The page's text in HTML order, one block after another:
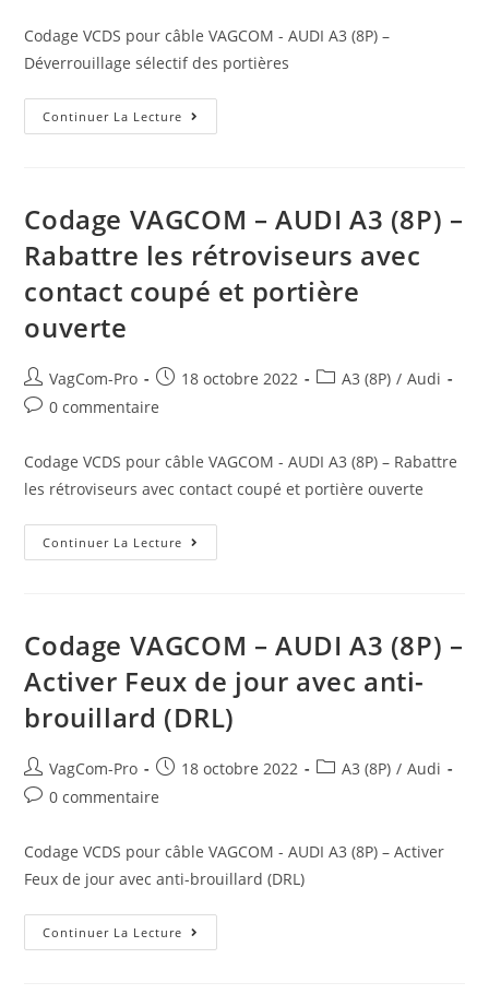
Codage VCDS pour câble VAGCOM - AUDI A3 (8P) –
Déverrouillage sélectif des portières
Continuer La Lecture Codage
VAGCOM
–
Déverrouillage
Des
Portières
Codage VAGCOM – AUDI A3 (8P) –
Rabattre les rétroviseurs avec
contact coupé et portière
ouverte
Auteur/autrice
de
VagCom-Pro
Post
published:
18 octobre 2022
PostA3 (8P) / Audi
Post0 commentaire
Codage VCDS pour câble VAGCOM - AUDI A3 (8P) – Rabattre
les rétroviseurs avec contact coupé et portière ouverte
Continuer La Lecture Codage
VAGCOM
–
Rabattre
Rétroviseurs
Avec
Contact
Coupé
Ouverte
Codage VAGCOM – AUDI A3 (8P) –
Activer Feux de jour avec anti-
brouillard (DRL)
Auteur/autrice
de
VagCom-Pro
Post
published:
18 octobre 2022
PostA3 (8P) / Audi
Post0 commentaire
Codage VCDS pour câble VAGCOM - AUDI A3 (8P) – Activer
Feux de jour avec anti-brouillard (DRL)
Continuer La Lecture Codage
VAGCOM